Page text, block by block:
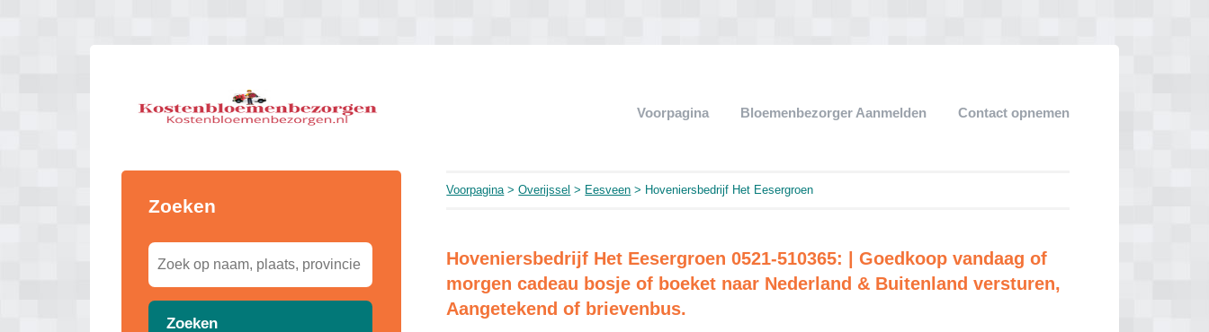
Voorpagina Bloemenbezorger Aanmelden Contact opnemen
Zoeken
Zoeken
Voorpagina>Overijssel > Eesveen > Hoveniersbedrijf Het Eesergroen
Hoveniersbedrijf Het Eesergroen 0521-510365: | Goedkoop vandaag of
morgen cadeau bosje of boeket naar Nederland & Buitenland versturen,
Aangetekend of brievenbus.